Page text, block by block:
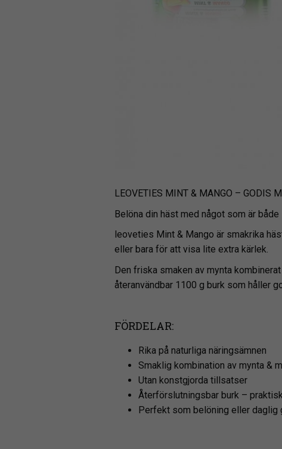
LEOVETIES MINT & MANGO – GODIS
Belöna din häst med något som är
leoveties Mint & Mango är smakrika
eller bara för att visa lite extra kärlek.
Den friska smaken av mynta
återanvändbar 1100 g burk som håller
FÖRDELAR:
Rika på naturliga näringsämnen
Smaklig kombination av mynta &
Utan konstgjorda tillsatser
Återförslutningsbar burk –
Perfekt som belöning eller daglig